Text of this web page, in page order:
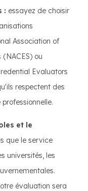
: essayez de choisir
Association of
ou
Evaluators
respectent des
et le
que le service
universités, les
évaluation sera